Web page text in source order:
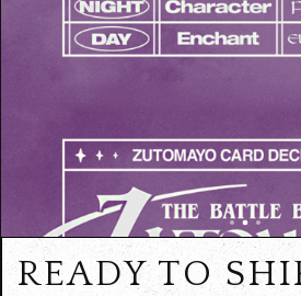
READY TO